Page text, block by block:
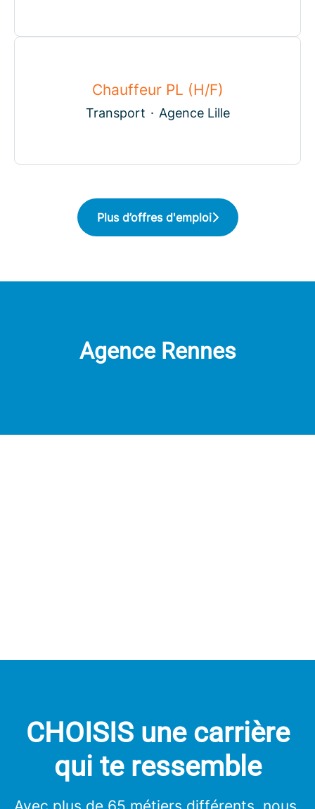
Chauffeur PL (H/F)
Transport · Agence Lille
Plus d’offres d'emploi
Agence Rennes
CHOISIS une carrière
qui te ressemble